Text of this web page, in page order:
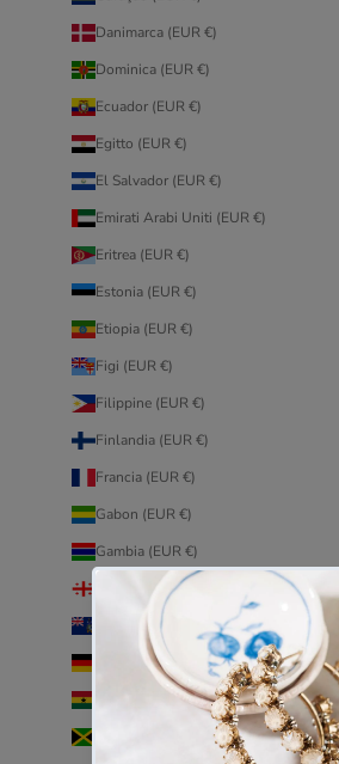
Danimarca (EUR €)
Dominica (EUR €)
Ecuador (EUR €)
Egitto (EUR €)
El Salvador (EUR €)
Emirati Arabi Uniti (EUR €)
Eritrea (EUR €)
Estonia (EUR €)
Etiopia (EUR €)
Figi (EUR €)
Filippine (EUR €)
Finlandia (EUR €)
Francia (EUR €)
Gabon (EUR €)
Gambia (EUR €)
Georgia (EUR €)
Georgia del Sud e Sandwich australi
Germania (EUR €)
Ghana (EUR €)